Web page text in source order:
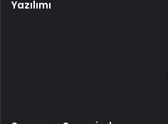
Yazılımı